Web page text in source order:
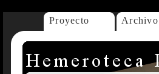
Proyecto Archivo